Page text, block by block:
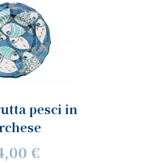
pesci in
€